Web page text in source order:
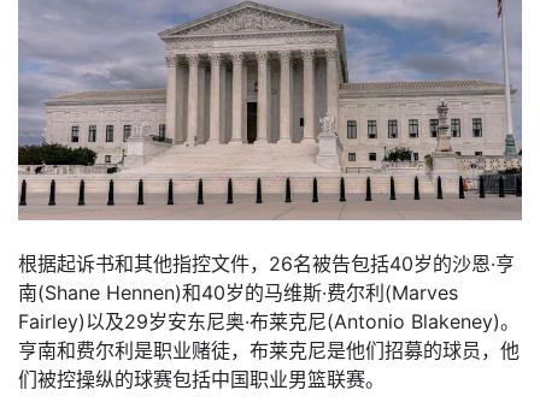
根据起诉书和其他指控文件，26名被告包括40岁的沙恩·亨
南(Shane Hennen)和40岁的马维斯·费尔利(Marves
Fairley)以及29岁安东尼奥·布莱克尼(Antonio Blakeney)。
亨南和费尔利是职业赌徒，布莱克尼是他们招募的球员，他
们被控操纵的球赛包括中国职业男篮联赛。